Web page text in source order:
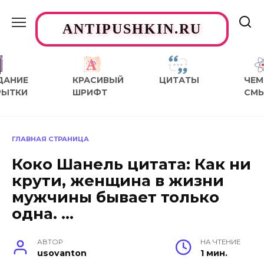
содержаниюANTIPUSHKIN.RU
КРАСИВЫЙ
ШРИФТ
ЦИТАТЫ
ЧЕМ
ГЛАВНАЯ СТРАНИЦА
Коко Шанель цитата: Как ни
крути, женщина в жизни
мужчины бывает только
одна. …
АВТОР
usovanton
НА ЧТЕНИЕ
1 мин.